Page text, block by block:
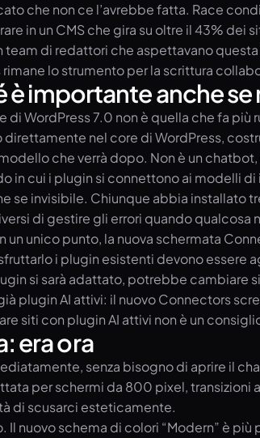
che non ce l’avrebbe fatta. Race
in un CMS che gira su oltre il 43%
team di redattori che aspettavano
lo strumento per la scrittura
è importante anche
di WordPress 7.0 non è quella che fa
direttamente nel core di WordPress,
che verrà dopo. Non è un
in cui i plugin si connettono ai modelli
se invisibile. Chiunque abbia installato
di gestire gli errori quando
un unico punto, la nuova schermata
i plugin esistenti devono essere
si sarà adattato, potrebbe cambiare
plugin AI attivi: il nuovo Connectors
siti con plugin AI attivi non è un
era ora
senza bisogno di aprire il
per schermi da 800 pixel, transizioni
di scusarci esteticamente.
nuovo schema di colori “Modern” è